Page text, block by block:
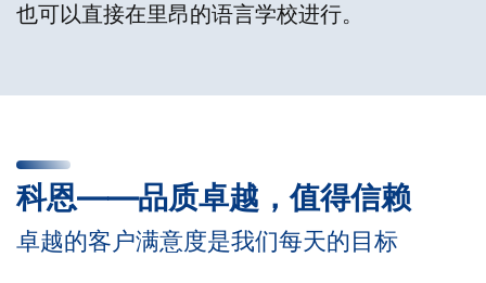
也可以直接在里昂的语言学校进行。
科恩——品质卓越，值得信赖
卓越的客户满意度是我们每天的目标